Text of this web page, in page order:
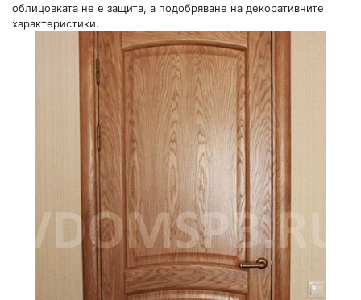
облицовката не е защита, а подобряване на декоративните
характеристики.